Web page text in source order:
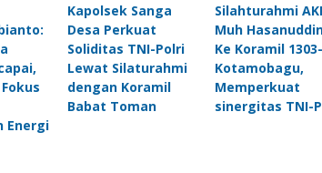
Energi
Kapolsek Sanga
Desa Perkuat
Soliditas TNI-Polri
Lewat Silaturahmi
dengan Koramil
Babat Toman
Silahturahmi
Muh
Ke Koramil
Kotamobagu,
Memperkuat
sinergitas TNI-